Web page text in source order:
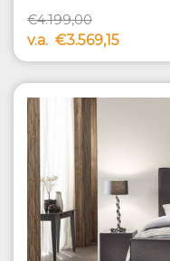
€4.199,00
v.a. €3.569,15